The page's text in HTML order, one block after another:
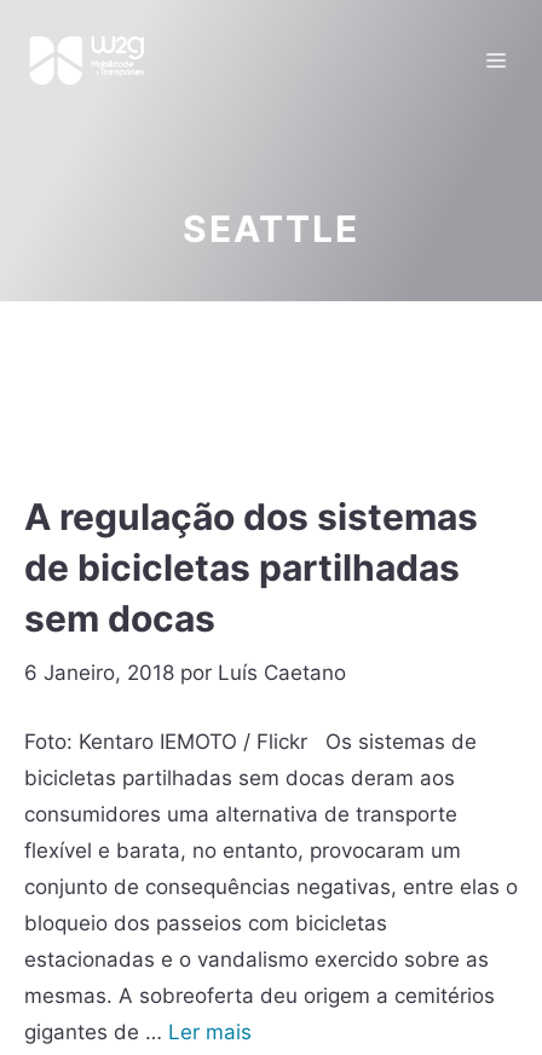
SEATTLE
A regulação dos sistemas
de bicicletas partilhadas
sem docas
6 Janeiro, 2018 por Luís Caetano
Foto: Kentaro IEMOTO / Flickr Os sistemas de
bicicletas partilhadas sem docas deram aos
consumidores uma alternativa de transporte
flexível e barata, no entanto, provocaram um
conjunto de consequências negativas, entre elas o
bloqueio dos passeios com bicicletas
estacionadas e o vandalismo exercido sobre as
mesmas. A sobreoferta deu origem a cemitérios
gigantes de … Ler mais